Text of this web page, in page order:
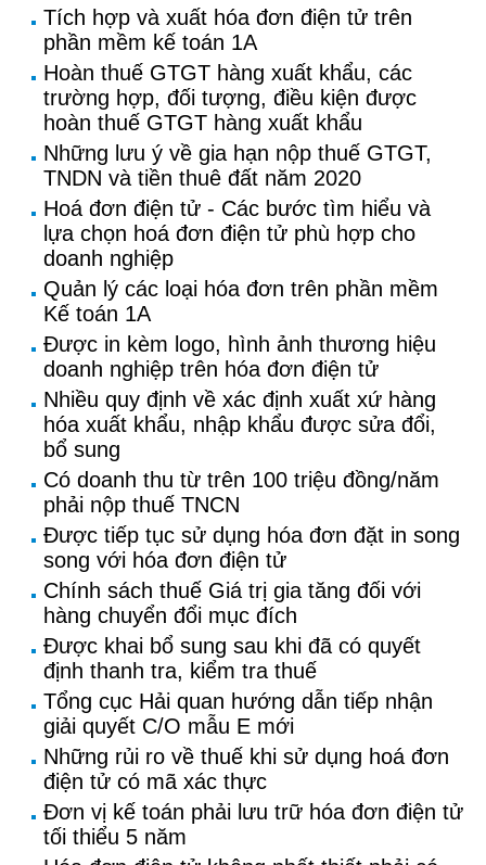
Tích hợp và xuất hóa đơn điện tử trên
phần mềm kế toán 1A
Hoàn thuế GTGT hàng xuất khẩu, các
trường hợp, đối tượng, điều kiện được
hoàn thuế GTGT hàng xuất khẩu
Những lưu ý về gia hạn nộp thuế GTGT,
TNDN và tiền thuê đất năm 2020
Hoá đơn điện tử - Các bước tìm hiểu và
lựa chọn hoá đơn điện tử phù hợp cho
doanh nghiệp
Quản lý các loại hóa đơn trên phần mềm
Kế toán 1A
Được in kèm logo, hình ảnh thương hiệu
doanh nghiệp trên hóa đơn điện tử
Nhiều quy định về xác định xuất xứ hàng
hóa xuất khẩu, nhập khẩu được sửa đổi,
bổ sung
Có doanh thu từ trên 100 triệu đồng/năm
phải nộp thuế TNCN
Được tiếp tục sử dụng hóa đơn đặt in song
song với hóa đơn điện tử
Chính sách thuế Giá trị gia tăng đối với
hàng chuyển đổi mục đích
Được khai bổ sung sau khi đã có quyết
định thanh tra, kiểm tra thuế
Tổng cục Hải quan hướng dẫn tiếp nhận
giải quyết C/O mẫu E mới
Những rủi ro về thuế khi sử dụng hoá đơn
điện tử có mã xác thực
Đơn vị kế toán phải lưu trữ hóa đơn điện tử
tối thiểu 5 năm